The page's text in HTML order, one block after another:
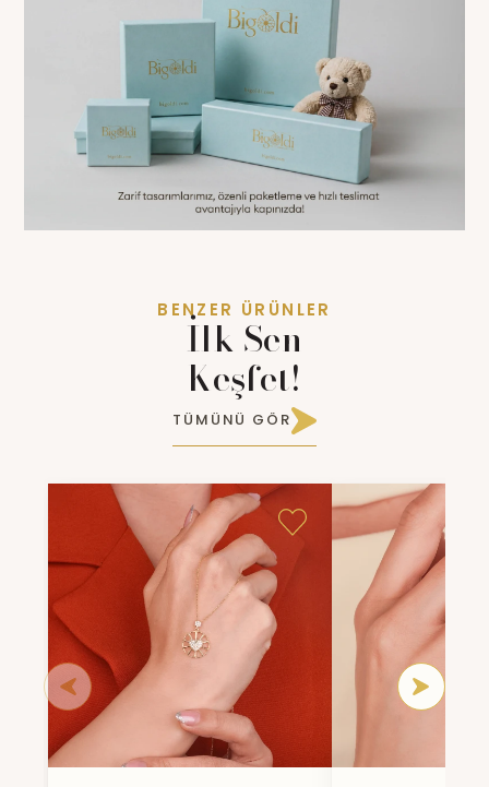
BENZER ÜRÜNLER
İlk Sen
Keşfet!
TÜMÜNÜ GÖR